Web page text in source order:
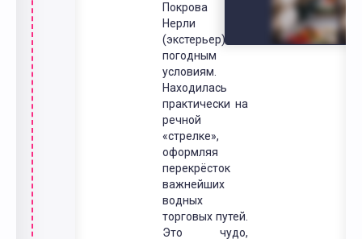
Покрова на
Нерли
(экстерьер) - по
погодным
условиям.
Находилась
практически на
речной
«стрелке»,
оформляя
перекрёсток
важнейших
водных
торговых путей.
Это чудо,